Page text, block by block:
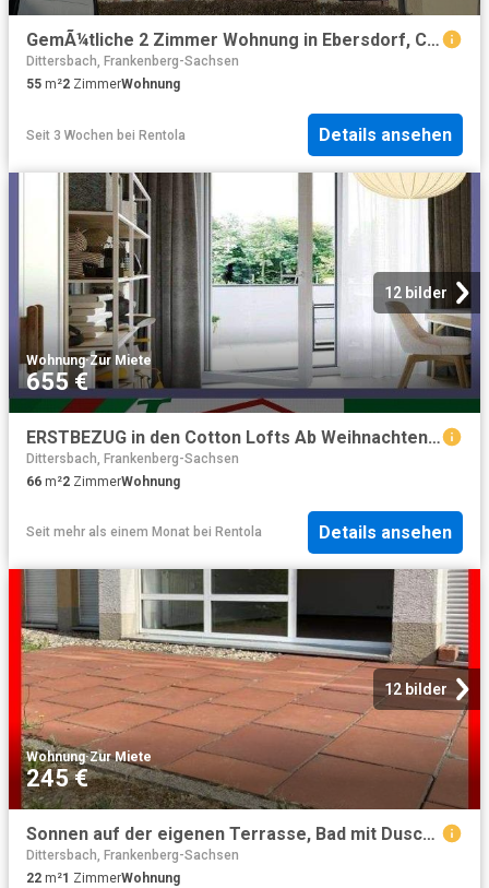
GemÃ¼tliche 2 Zimmer Wohnung in Ebersdorf, Chemnitz â Ideal fÃ¼r Paare und Singles
Dittersbach, Frankenberg-Sachsen
55 m²2 ZimmerWohnung
Seit 3 Wochen bei Rentola Details ansehen
12 bilder
Wohnung·Zur Miete
655 €
ERSTBEZUG in den Cotton Lofts Ab Weihnachten 2026 Exklusives Wohnen
Dittersbach, Frankenberg-Sachsen
66 m²2 ZimmerWohnung
Seit mehr als einem Monat bei Rentola Details ansehen
12 bilder
Wohnung·Zur Miete
245 €
Sonnen auf der eigenen Terrasse, Bad mit Dusche, Single EBK! Ideal fÃ¼r Studenten!
Dittersbach, Frankenberg-Sachsen
22 m²1 ZimmerWohnung